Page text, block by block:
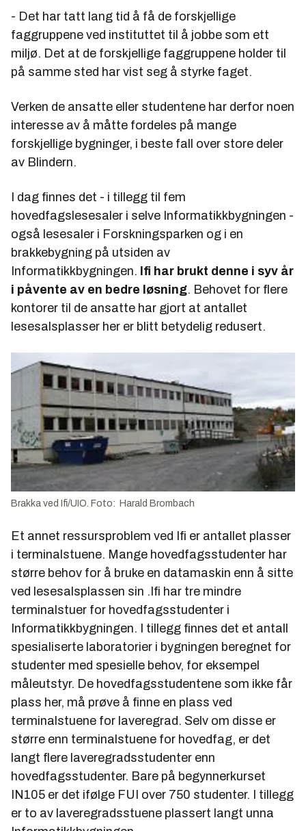
- Det har tatt lang tid å få de forskjellige
faggruppene ved instituttet til å jobbe som ett
miljø. Det at de forskjellige faggruppene holder til
på samme sted har vist seg å styrke faget.
Verken de ansatte eller studentene har derfor noen
interesse av å måtte fordeles på mange
forskjellige bygninger, i beste fall over store deler
av Blindern.
I dag finnes det - i tillegg til fem
hovedfagslesesaler i selve Informatikkbygningen -
også lesesaler i Forskningsparken og i en
brakkebygning på utsiden av
Informatikkbygningen. Ifi har brukt denne i syv år
i påvente av en bedre løsning. Behovet for flere
kontorer til de ansatte har gjort at antallet
lesesalsplasser her er blitt betydelig redusert.
Brakka ved Ifi/UIO. Foto: Harald Brombach
Et annet ressursproblem ved Ifi er antallet plasser
i terminalstuene. Mange hovedfagsstudenter har
større behov for å bruke en datamaskin enn å sitte
ved lesesalsplassen sin .Ifi har tre mindre
terminalstuer for hovedfagsstudenter i
Informatikkbygningen. I tillegg finnes det et antall
spesialiserte laboratorier i bygningen beregnet for
studenter med spesielle behov, for eksempel
måleutstyr. De hovedfagsstudentene som ikke får
plass her, må prøve å finne en plass ved
terminalstuene for laveregrad. Selv om disse er
større enn terminalstuene for hovedfag, er det
langt flere laveregradsstudenter enn
hovedfagsstudenter. Bare på begynnerkurset
IN105 er det ifølge FUI over 750 studenter. I tillegg
er to av laveregradsstuene plassert langt unna